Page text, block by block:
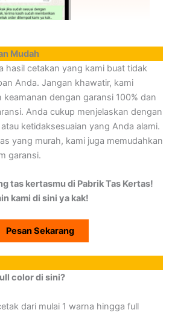
Mudah
hasil cetakan yang kami buat tidak
Anda. Jangan khawatir, kami
keamanan dengan garansi 100% dan
Anda cukup menjelaskan dengan
ketidaksesuaian yang Anda alami.
yang murah, kami juga memudahkan
garansi.
tas kertasmu di Pabrik Tas Kertas!
kami di sini ya kak!
Pesan Sekarang
color di sini?
dari mulai 1 warna hingga full